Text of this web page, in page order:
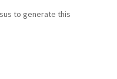
to generate this